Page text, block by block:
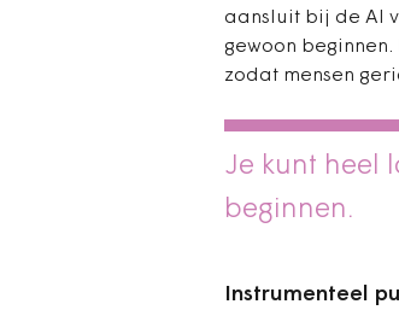
aansluit bij de AI
gewoon beginnen.
zodat mensen
Je kunt heel
beginnen.
Instrumenteel